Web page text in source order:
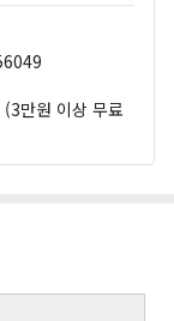
만원 이상 무료